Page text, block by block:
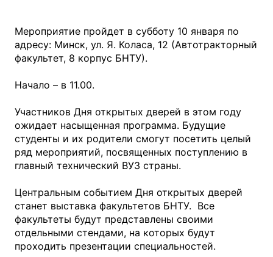
Мероприятие пройдет в субботу 10 января по
адресу: Минск, ул. Я. Коласа, 12 (Автотракторный
факультет, 8 корпус БНТУ).
Начало – в 11.00.
Участников Дня открытых дверей в этом году
ожидает насыщенная программа. Будущие
студенты и их родители смогут посетить целый
ряд мероприятий, посвященных поступлению в
главный технический ВУЗ страны.
Центральным событием Дня открытых дверей
станет выставка факультетов БНТУ. Все
факультеты будут представлены своими
отдельными стендами, на которых будут
проходить презентации специальностей.